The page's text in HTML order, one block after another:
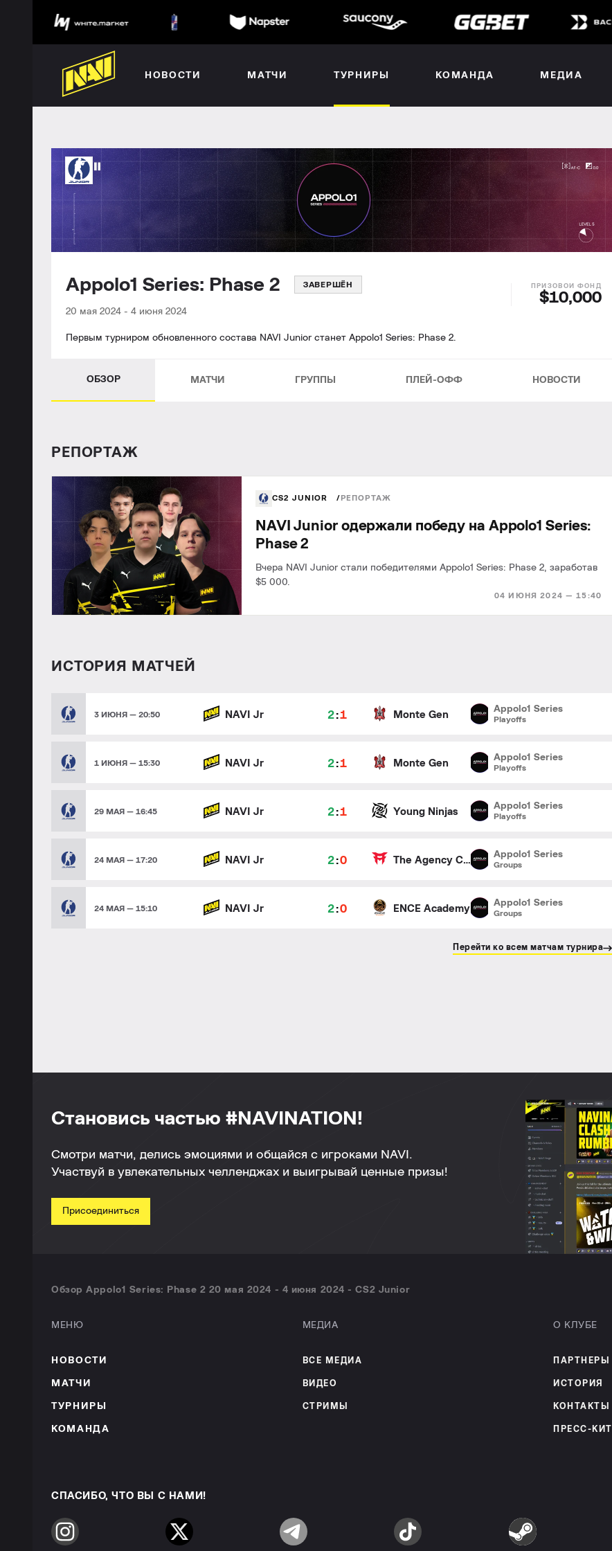
НОВОСТИ МАТЧИ ТУРНИРЫ КОМАНДА МЕДИА
Appolo1 Series: Phase 2 ЗАВЕРШЁН
20 мая 2024 - 4 июня 2024
$10,000
Первым турниром обновленного состава NAVI Junior станет Appolo1 Series: Phase 2.
ОБЗОР МАТЧИ ГРУППЫ ПЛЕЙ-ОФФ НОВОСТИ
РЕПОРТАЖ
CS2 JUNIOR РЕПОРТАЖ
04 ИЮНЯ 2024 — 15:40
NAVI Junior одержали победу на Appolo1 Series:
Phase 2
Вчера NAVI Junior стали победителями Appolo1 Series: Phase 2, заработав
$5 000.
ИСТОРИЯ МАТЧЕЙ
3 ИЮНЯ — 20:50 NAVI Jr 2:1 Monte Gen
Appolo1 Series
Playoffs
1 ИЮНЯ — 15:30 NAVI Jr 2:1 Monte Gen
Appolo1 Series
Playoffs
29 МАЯ — 16:45 NAVI Jr 2:1 Young Ninjas
Appolo1 Series
Playoffs
24 МАЯ — 17:20 NAVI Jr 2:0 The Agency Clan
Appolo1 Series
Groups
24 МАЯ — 15:10 NAVI Jr 2:0 ENCE Academy
Appolo1 Series
Groups
Перейти ко всем матчам турнира
Становись частью #NAVINATION!
Смотри матчи, делись эмоциями и общайся с игроками NAVI.
Участвуй в увлекательных челленджах и выигрывай ценные призы!
Присоединиться
Обзор Appolo1 Series: Phase 2 20 мая 2024 - 4 июня 2024 - CS2 Junior
МЕНЮ
НОВОСТИ
МАТЧИ
ТУРНИРЫ
КОМАНДА
МЕДИА
ВСЕ МЕДИА
ВИДЕО
СТРИМЫ
О КЛУБЕ
ПАРТНЕРЫ
ИСТОРИЯ
КОНТАКТЫ
ПРЕСС-КИТ
СПАСИБО, ЧТО ВЫ С НАМИ!
Instagram Twitter Telegram TikTok Steam